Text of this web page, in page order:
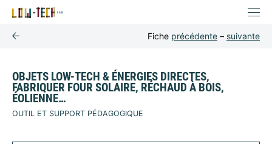
Fiche précédente – suivante
OBJETS LOW-TECH & ÉNERGIES DIRECTES,
FABRIQUER FOUR SOLAIRE, RÉCHAUD À BOIS,
ÉOLIENNE…
OUTIL ET SUPPORT PÉDAGOGIQUE